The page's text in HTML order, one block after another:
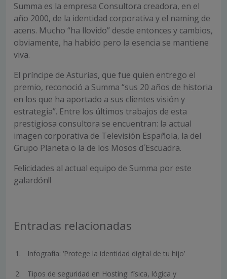
Summa es la empresa Consultora creadora, en el
año 2000, de la identidad corporativa y el naming de
acens. Mucho “ha llovido” desde entonces y cambios,
obviamente, ha habido pero la esencia se mantiene
viva.
El príncipe de Asturias, que fue quien entrego el
premio, reconoció a Summa “sus 20 años de historia
en los que ha aportado a sus clientes visión y
estrategia”. Entre los últimos trabajos de esta
prestigiosa consultora se encuentran: la actual
imagen corporativa de Televisión Española, la del
Grupo Planeta o la de los Mosos d´Escuadra.
Felicidades al actual equipo de Summa por este
galardón!!
Entradas relacionadas
Infografía: ‘Protege la identidad digital de tu hijo’
Tipos de seguridad en Hosting: física, lógica y